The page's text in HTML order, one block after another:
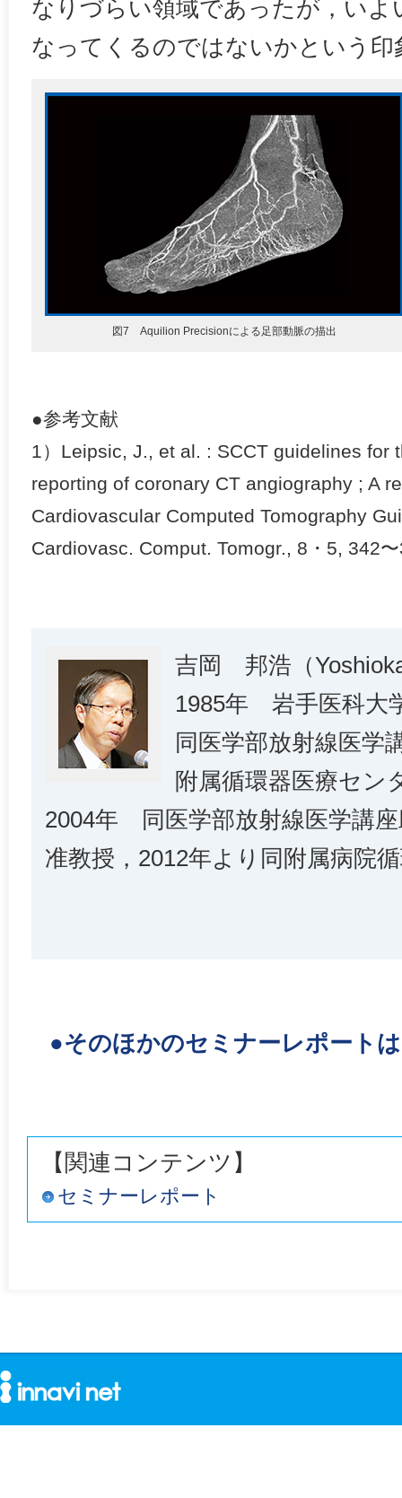
なりづらい領域であったが，いよ
なってくるのではないかという印
図7 Aquilion Precisionによる足部動脈の描出
●参考文献
1）Leipsic, J., et al. : SCCT guidelines for
reporting of coronary CT angiography ; A
Cardiovascular Computed Tomography
Cardiovasc. Comput. Tomogr., 8・5, 342
吉岡 邦浩（
1985年 岩手医科大
同医学部放射線医学
附属循環器医療セン
2004年 同医学部放射線医学講
准教授，2012年より同附属病院
●そのほかのセミナーレポート
【関連コンテンツ】
セミナーレポート